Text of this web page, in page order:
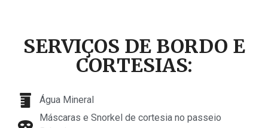
SERVIÇOS DE BORDO E
CORTESIAS:
Água Mineral
Máscaras e Snorkel de cortesia no passeio